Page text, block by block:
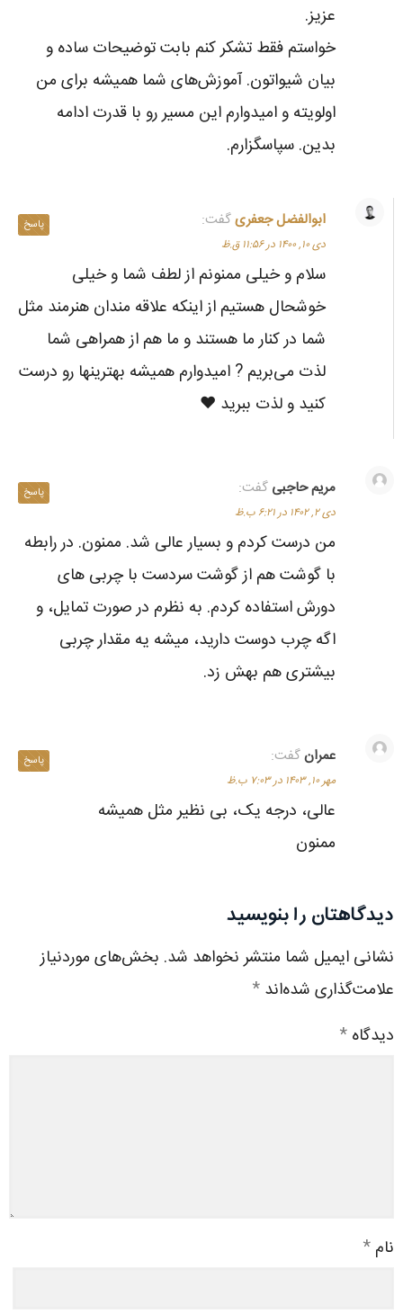
عزیز.
خواستم فقط تشکر کنم بابت توضیحات ساده و
بیان شیواتون. آموزش‌های شما همیشه برای من
اولویته و امیدوارم این مسیر رو با قدرت ادامه
بدین. سپاسگزارم.
ابوالفضل جعفریگفت:
دی ۱۰, ۱۴۰۰ در ۱۱:۵۶ ق.ظ
سلام و خیلی ممنونم از لطف شما و خیلی
خوشحال هستیم از اینکه علاقه مندان هنرمند مثل
شما در کنار ما هستند و ما هم از همراهی شما
لذت می‌بریم ? امیدوارم همیشه بهترینها رو درست
کنید و لذت ببرید ❤️
پاسخ
مریم حاجبی گفت:
دی ۲, ۱۴۰۲ در ۶:۲۱ ب.ظ
من درست کردم و بسیار عالی شد. ممنون. در رابطه
با گوشت هم از گوشت سردست با چربی های
دورش استفاده کردم. به نظرم در صورت تمایل، و
اگه چرب دوست دارید، میشه یه مقدار چربی
بیشتری هم بهش زد.
پاسخ
عمرانگفت:
مهر ۱۰, ۱۴۰۳ در ۷:۰۳ ب.ظ
عالی، درجه یک، بی نظیر مثل همیشه
ممنون
پاسخ
دیدگاهتان را بنویسید
نشانی ایمیل شما منتشر نخواهد شد. بخش‌های موردنیاز
علامت‌گذاری شده‌اند *
دیدگاه *
نام *